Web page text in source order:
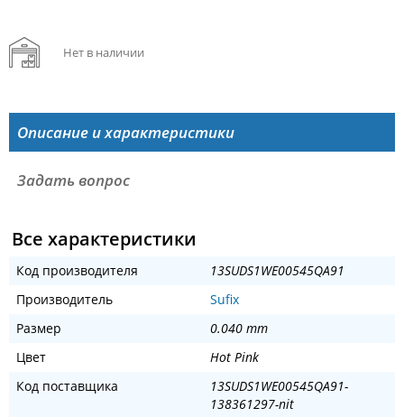
Нет в наличии
Описание и характеристики
Задать вопрос
Все характеристики
Код производителя
13SUDS1WE00545QA91
Производитель
Sufix
Размер
0.040 mm
Цвет
Hot Pink
Код поставщика
13SUDS1WE00545QA91-
138361297-nit